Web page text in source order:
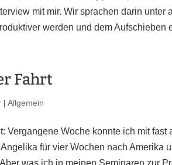
mit mir. Wir sprachen darin unter
werden und dem Aufschieben
Fahrt
|Allgemein
Vergangene Woche konnte ich mit
für vier Wochen nach Amerika
was ich in meinen Seminaren zur